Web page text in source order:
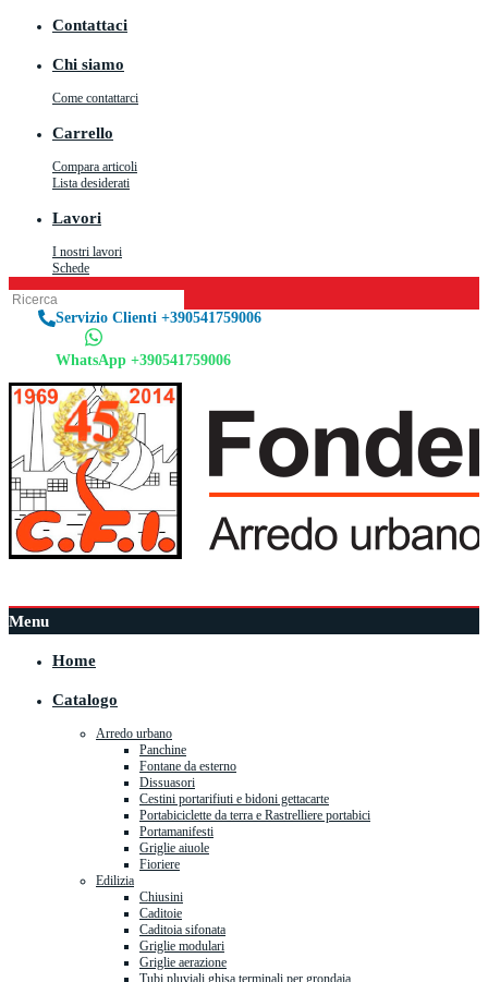
Contattaci
Chi siamo
Come contattarci
Carrello
Compara articoli
Lista desiderati
Lavori
I nostri lavori
Schede
Servizio Clienti +390541759006
WhatsApp +390541759006
Menu
Home
Catalogo
Arredo urbano
Panchine
Fontane da esterno
Dissuasori
Cestini portarifiuti e bidoni gettacarte
Portabiciclette da terra e Rastrelliere portabici
Portamanifesti
Griglie aiuole
Fioriere
Edilizia
Chiusini
Caditoie
Caditoia sifonata
Griglie modulari
Griglie aerazione
Tubi pluviali ghisa terminali per grondaia